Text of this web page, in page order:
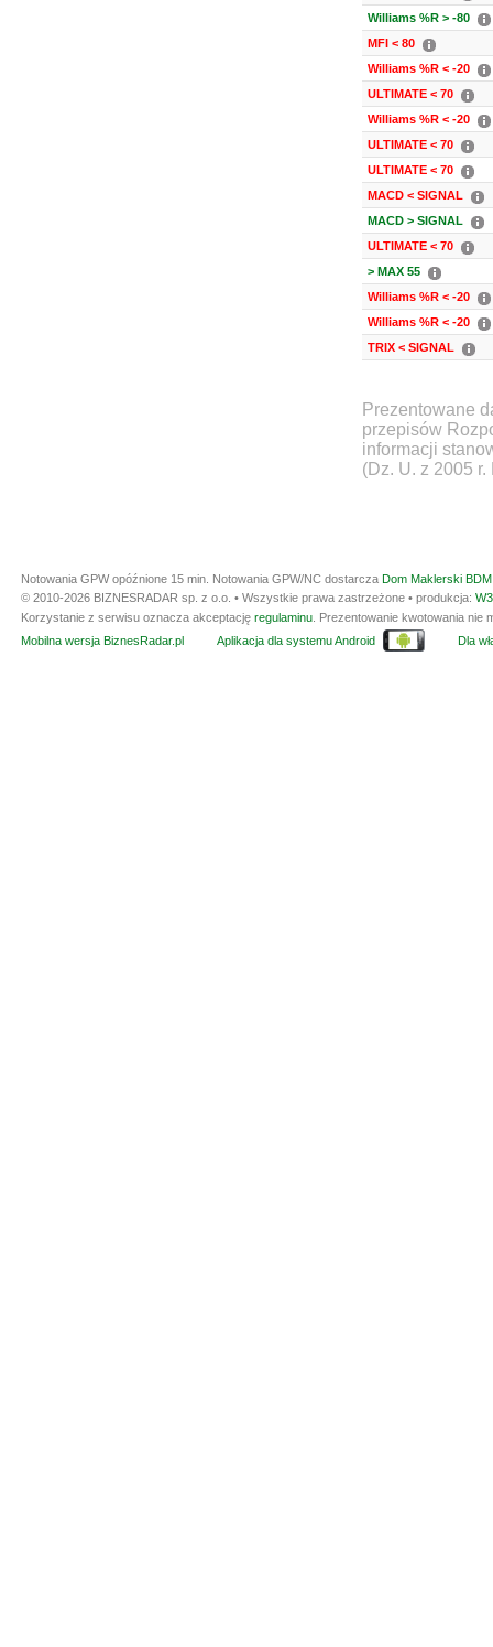
Williams %R > -80
MFI < 80
Williams %R < -20
ULTIMATE < 70
Williams %R < -20
ULTIMATE < 70
ULTIMATE < 70
MACD < SIGNAL
MACD > SIGNAL
ULTIMATE < 70
> MAX 55
Williams %R < -20
Williams %R < -20
TRIX < SIGNAL
Prezentowane
przepisów
informacji
(Dz. U. z 2005
Notowania GPW opóźnione 15 min. Notowania GPW/NC dostarcza Dom Maklerski
© 2010-2026 BIZNESRADAR sp. z o.o. • Wszystkie prawa zastrzeżone • produkcja:
Korzystanie z serwisu oznacza akceptację regulaminu . Prezentowanie kwotowania
Mobilna wersja BiznesRadar.pl
Aplikacja dla systemu Android Dla